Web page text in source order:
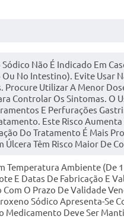
Não É Indicado Em
Ou No Intestino). Evite Usar
Procure Utilizar A Menor
Controlar Os Sintomas. O
E Perfurações
Este Risco
Do Tratamento É Mais
Úlcera Têm Risco Maior De
Temperatura Ambiente (de
E Datas De Fabricação E
O Prazo De Validade
Sódico Apresenta-Se
Medicamento Deve Ser